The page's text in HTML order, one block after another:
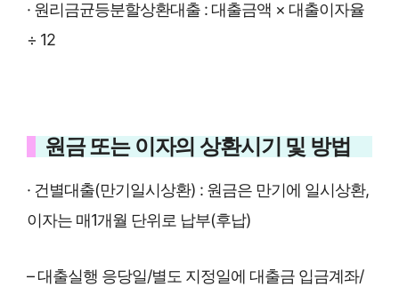
· 원리금균등분할상환대출 : 대출금액 × 대출이자율
÷ 12
원금 또는 이자의 상환시기 및 방법
· 건별대출(만기일시상환) : 원금은 만기에 일시상환,
이자는 매1개월 단위로 납부(후납)
– 대출실행 응당일/별도 지정일에 대출금 입금계좌/